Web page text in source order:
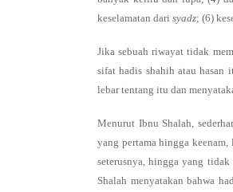
keselamatan dari syadz; (6)
Jika sebuah riwayat tidak
sifat hadis shahih atau hasan
lebar tentang itu dan
Menurut Ibnu Shalah,
yang pertama hingga
seterusnya, hingga yang
Shalah menyatakan bahwa